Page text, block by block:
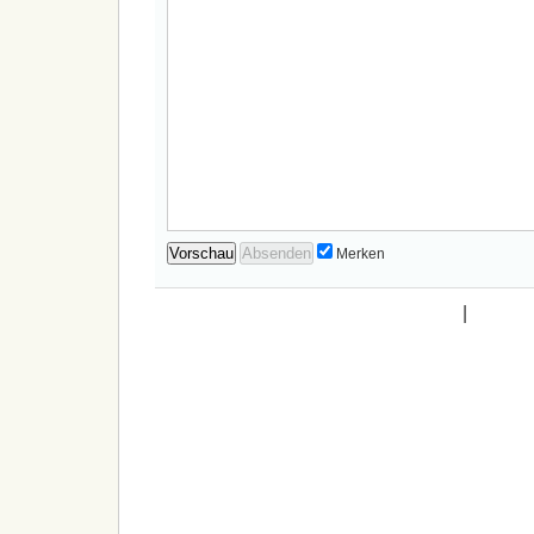
Merken